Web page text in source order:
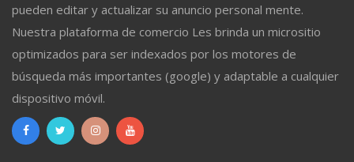
pueden editar y actualizar su anuncio personal mente.
Nuestra plataforma de comercio Les brinda un micrositio
optimizados para ser indexados por los motores de
búsqueda más importantes (google) y adaptable a cualquier
dispositivo móvil.